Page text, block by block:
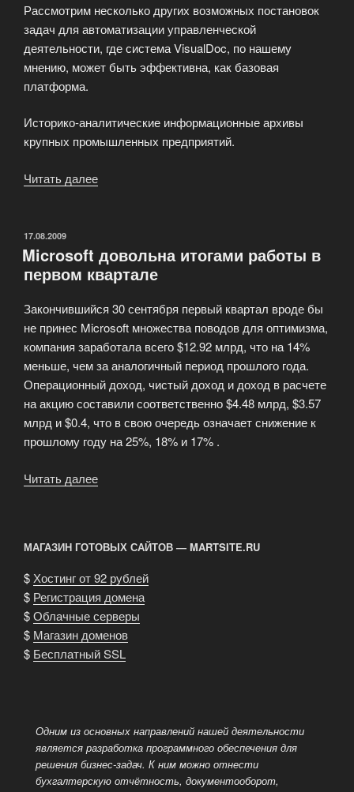
Рассмотрим несколько других возможных постановок
задач для автоматизации управленческой
деятельности, где система VisualDoc, по нашему
мнению, может быть эффективна, как базовая
платформа.
Историко-аналитические информационные архивы
крупных промышленных предприятий.
Читать далее
ОПУБЛИКОВАНО
17.08.2009
Microsoft довольна итогами работы в
первом квартале
Закончившийся 30 сентября первый квартал вроде бы
не принес Microsoft множества поводов для оптимизма,
компания заработала всего $12.92 млрд, что на 14%
меньше, чем за аналогичный период прошлого года.
Операционный доход, чистый доход и доход в расчете
на акцию составили соответственно $4.48 млрд, $3.57
млрд и $0.4, что в свою очередь означает снижение к
прошлому году на 25%, 18% и 17% .
Читать далее
в
первом
квартале»
МАГАЗИН ГОТОВЫХ САЙТОВ — MARTSITE.RU
$ Хостинг от 92 рублей
$ Регистрация домена
$Облачные серверы
$ Магазин доменов
$ Бесплатный SSL
Одним из основных направлений нашей деятельности
является разработка программного обеспечения для
решения бизнес-задач. К ним можно отнести
бухгалтерскую отчётность, документооборот,